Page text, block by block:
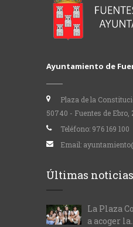
Ayuntamiento de
Plaza de la
50740 - Fuentes de Ebro,
Teléfono: 976 169 100
Email:
Últimas noticias
La Plaza
a acoger